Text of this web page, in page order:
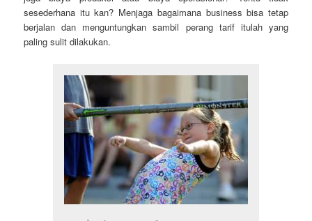
sesederhana itu kan? Menjaga bagaimana business bisa tetap
berjalan dan menguntungkan sambil perang tarif itulah yang
paling sulit dilakukan.